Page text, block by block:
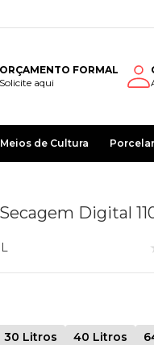
FORMAL
Solicite aqui
Meios de Cultura
Digital
30 Litros 40 Litros